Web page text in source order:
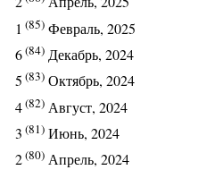
1 (85) Февраль, 2025
6(84) Декабрь, 2024
5 (83) Октябрь, 2024
4(82) Август, 2024
3 (81) Июнь, 2024
2(80) Апрель, 2024